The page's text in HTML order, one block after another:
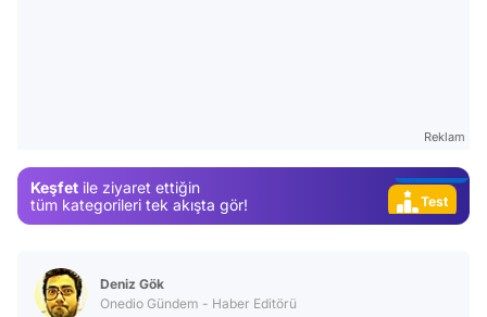
Reklam
Keşfet ile ziyaret ettiğin
tüm kategorileri tek akışta gör!
Test
Deniz Gök
Onedio Gündem - Haber Editörü